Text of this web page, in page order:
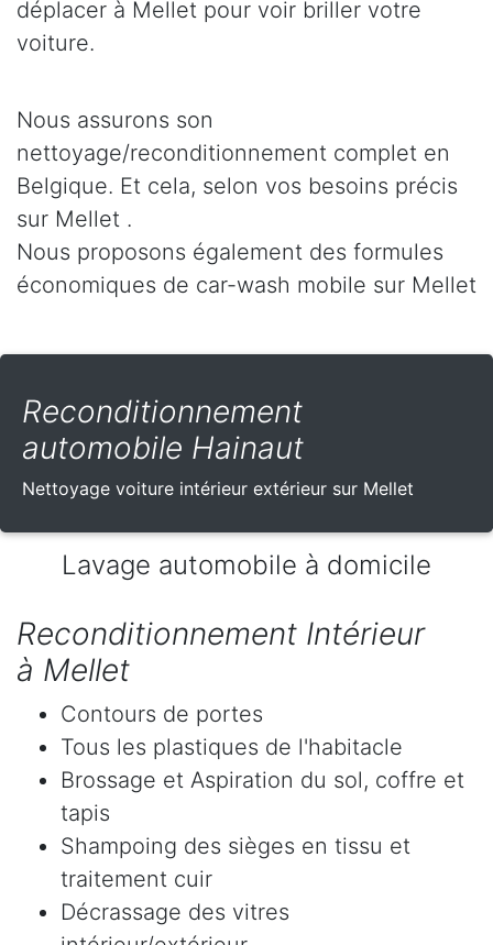
déplacer à Mellet pour voir briller votre
voiture.
Nous assurons son
nettoyage/reconditionnement complet en
Belgique. Et cela, selon vos besoins précis
sur Mellet .
Nous proposons également des formules
économiques de car-wash mobile sur Mellet
Reconditionnement
automobile Hainaut
Nettoyage voiture intérieur extérieur sur Mellet
Lavage automobile à domicile
Reconditionnement Intérieur
à Mellet
Contours de portes
Tous les plastiques de l'habitacle
Brossage et Aspiration du sol, coffre et
tapis
Shampoing des sièges en tissu et
traitement cuir
Décrassage des vitres